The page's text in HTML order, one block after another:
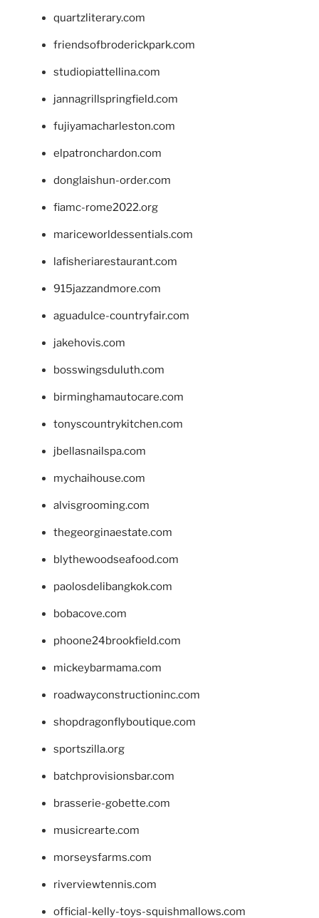
quartzliterary.com
friendsofbroderickpark.com
studiopiattellina.com
jannagrillspringfield.com
fujiyamacharleston.com
elpatronchardon.com
donglaishun-order.com
fiamc-rome2022.org
mariceworldessentials.com
lafisheriarestaurant.com
915jazzandmore.com
aguadulce-countryfair.com
jakehovis.com
bosswingsduluth.com
birminghamautocare.com
tonyscountrykitchen.com
jbellasnailspa.com
mychaihouse.com
alvisgrooming.com
thegeorginaestate.com
blythewoodseafood.com
paolosdelibangkok.com
bobacove.com
phoone24brookfield.com
mickeybarmama.com
roadwayconstructioninc.com
shopdragonflyboutique.com
sportszilla.org
batchprovisionsbar.com
brasserie-gobette.com
musicrearte.com
morseysfarms.com
riverviewtennis.com
official-kelly-toys-squishmallows.com